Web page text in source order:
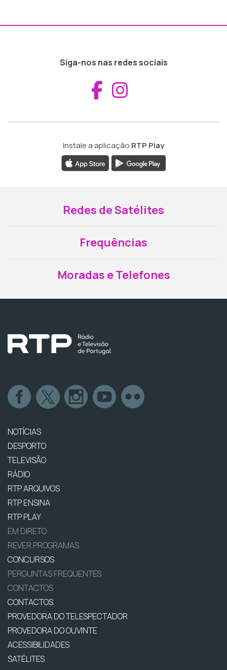
Siga-nos nas redes sociais
Aceder ao
Instale a aplicação RTP Play
Redes de Satélites
Frequências
Moradas e Telefones
NOTÍCIAS
DESPORTO
TELEVISÃO
RÁDIO
RTP ARQUIVOS
RTP ENSINA
RTP PLAY
EM DIRETO
REVER PROGRAMAS
CONCURSOS
PERGUNTAS FREQUENTES
CONTACTOS
CONTACTOS
PROVEDORA DO TELESPECTADOR
PROVEDORA DO OUVINTE
ACESSIBILIDADES
SATÉLITES